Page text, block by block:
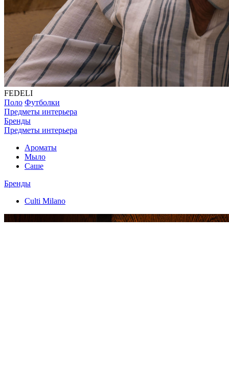
FEDELI
Поло Футболки
Предметы интерьера
Бренды
Предметы интерьера
Ароматы
Мыло
Саше
Бренды
Culti Milano